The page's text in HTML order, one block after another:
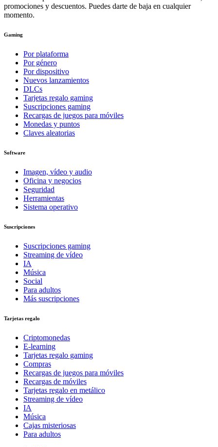
promociones y descuentos. Puedes darte de baja en cualquier
momento.
Gaming
Por plataforma
Por género
Por dispositivo
Nuevos lanzamientos
DLCs
Tarjetas regalo gaming
Suscripciones gaming
Recargas de juegos para móviles
Monedas y puntos
Claves aleatorias
Software
Imagen, vídeo y audio
Oficina y negocios
Seguridad
Herramientas
Sistema operativo
Suscripciones
Suscripciones gaming
Streaming de vídeo
IA
Música
Social
Para adultos
Más suscripciones
Tarjetas regalo
Criptomonedas
E-learning
Tarjetas regalo gaming
Compras
Recargas de juegos para móviles
Recargas de móviles
Tarjetas regalo en metálico
Streaming de vídeo
IA
Música
Cajas misteriosas
Para adultos